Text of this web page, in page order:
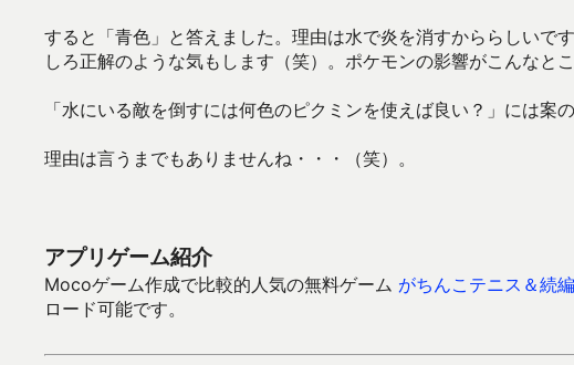
すると「青色」と答えました。理由は水で炎を消すかららしいで
しろ正解のような気もします（笑）。ポケモンの影響がこんなと
「水にいる敵を倒すには何色のピクミンを使えば良い？」には案
理由は言うまでもありませんね・・・（笑）。
アプリゲーム紹介
Mocoゲーム作成で比較的人気の無料ゲーム がちんこテニス＆続編
ロード可能です。